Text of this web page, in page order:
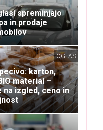
spreminjajo
in prodaje
OGLAS
karton,
material –
izgled, ceno in